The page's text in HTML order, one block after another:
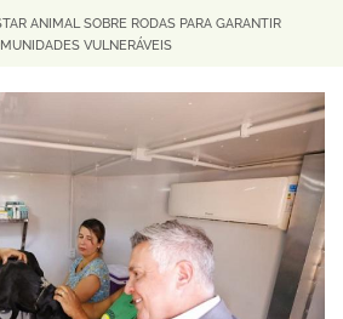
ANIMAL SOBRE RODAS PARA GARANTIR
VULNERÁVEIS